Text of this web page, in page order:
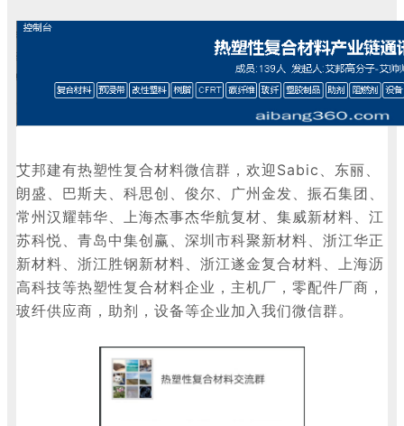
艾邦建有热塑性复合材料微信群，欢迎 Sabic、东丽、
朗盛、巴斯夫、科思创、俊尔、广州金发、振石集团、
常州汉耀韩华、上海杰事杰华航复材、集威新材料、江
苏科悦、青岛中集创赢、深圳市科聚新材料、浙江华正
新材料、浙江胜钢新材料、浙江遂金复合材料、上海沥
高科技等热塑性复合材料企业，主机厂，零配件厂商，
玻纤供应商，助剂，设备等企业加入我们微信群。